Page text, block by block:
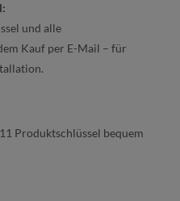
und alle
Kauf per E-Mail – für
Produktschlüssel bequem